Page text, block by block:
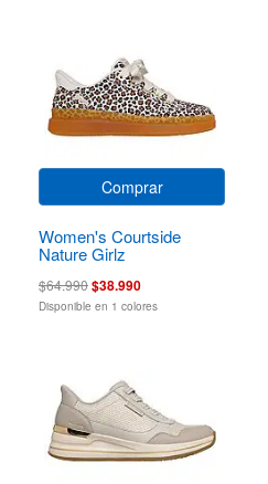
Comprar
Women's Courtside
Nature Girlz
$64.990$38.990
Disponible en 1 colores